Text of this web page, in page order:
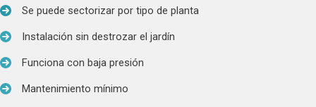
Se puede sectorizar por tipo de planta
Instalación sin destrozar el jardín
Funciona con baja presión
Mantenimiento mínimo